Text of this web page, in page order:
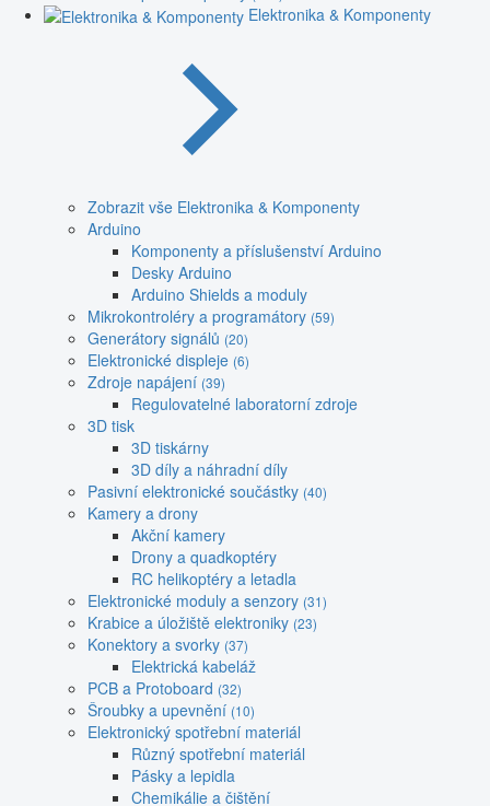
Elektronika & Komponenty
Zobrazit vše Elektronika & Komponenty
Arduino
Komponenty a příslušenství Arduino
Desky Arduino
Arduino Shields a moduly
Mikrokontroléry a programátory (59)
Generátory signálů (20)
Elektronické displeje (6)
Zdroje napájení (39)
Regulovatelné laboratorní zdroje
3D tisk
3D tiskárny
3D díly a náhradní díly
Pasivní elektronické součástky (40)
Kamery a drony
Akční kamery
Drony a quadkoptéry
RC helikoptéry a letadla
Elektronické moduly a senzory (31)
Krabice a úložiště elektroniky (23)
Konektory a svorky (37)
Elektrická kabeláž
PCB a Protoboard (32)
Šroubky a upevnění (10)
Elektronický spotřební materiál
Různý spotřební materiál
Pásky a lepidla
Chemikálie a čištění